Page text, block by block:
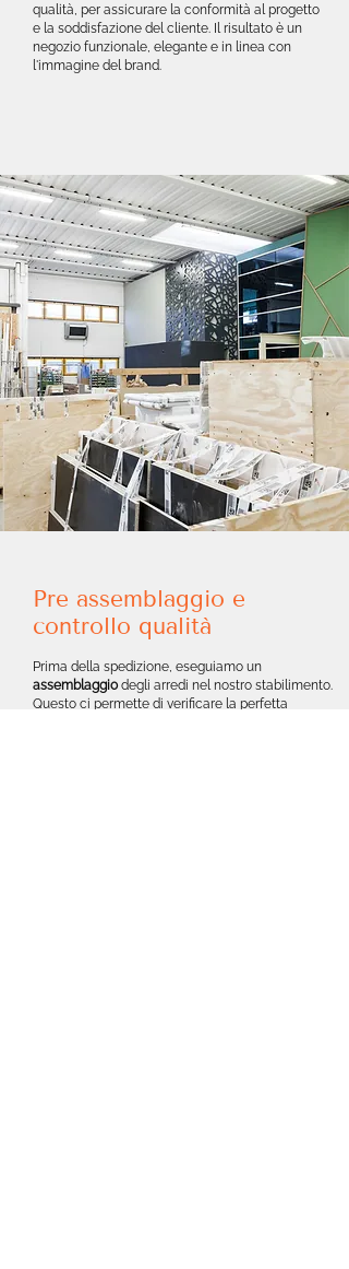
qualità, per assicurare la conformità al progetto
e la soddisfazione del cliente. Il risultato è un
negozio funzionale, elegante e in linea con
l'immagine del brand.
Pre assemblaggio e
controllo qualità
Prima della spedizione, eseguiamo un
assemblaggiodegli arredi nel nostro stabilimento.
Questo ci permette di verificare la perfetta